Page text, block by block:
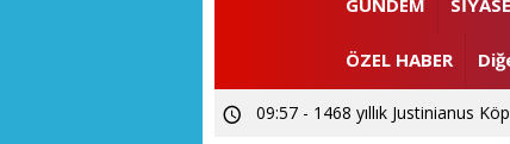
GÜNDEM
ÖZEL HABER
09:57 - 1468 yıllık Justinianus